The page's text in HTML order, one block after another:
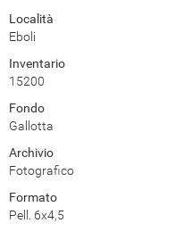
Località
Eboli
Inventario
15200
Fondo
Gallotta
Archivio
Fotografico
Formato
Pell. 6x4,5